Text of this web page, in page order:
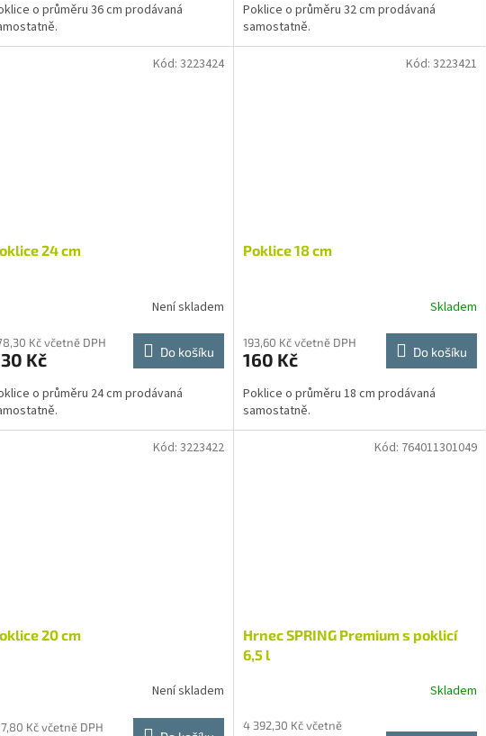
o průměru 36 cm prodávaná
Poklice o průměru 32 cm prodávaná
samostatně.
24 cm
Není skladem
Kč včetně DPH
Kč Do košíku
o průměru 24 cm prodávaná
Kód: 3223424
Poklice 18 cm
Skladem
193,60 Kč včetně DPH
160 Kč Do košíku
Poklice o průměru 18 cm prodávaná
samostatně.
Kód: 3223421
20 cm
Není skladem
Kč včetně DPH
Kód: 3223422
Hrnec SPRING Premium s poklicí
6,5 l
Skladem
4 392,30 Kč včetně
Kód: 764011301049